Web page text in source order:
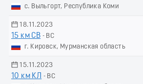
с. Выльгорт, Республика Коми
18.11.2023
15 км СВ - ВС
г. Кировск, Мурманская область
15.11.2023
10 км КЛ
- ВС